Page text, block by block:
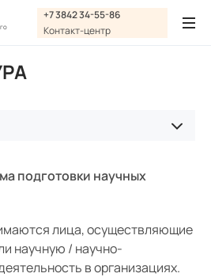
A
Контакт-центр
+7 3842 34-55-86
подготовки научных
лица, осуществляющие
научную / научно-
в организациях.